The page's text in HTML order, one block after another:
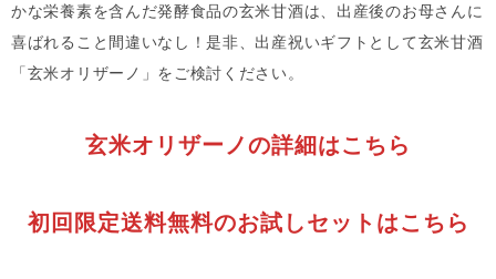
かな栄養素を含んだ発酵食品の玄米甘酒は、出産後のお母さんに
喜ばれること間違いなし！是非、出産祝いギフトとして玄米甘酒
「玄米オリザーノ」をご検討ください。
玄米オリザーノの詳細はこちら
初回限定送料無料のお試しセットはこちら